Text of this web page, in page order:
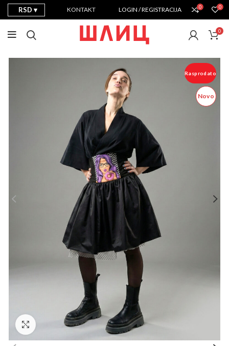
RSD KONTAKT LOGIN / REGISTRACIJA 0 0
0
Rasprodato
Novo
Prikaži sliku u punoj veličini